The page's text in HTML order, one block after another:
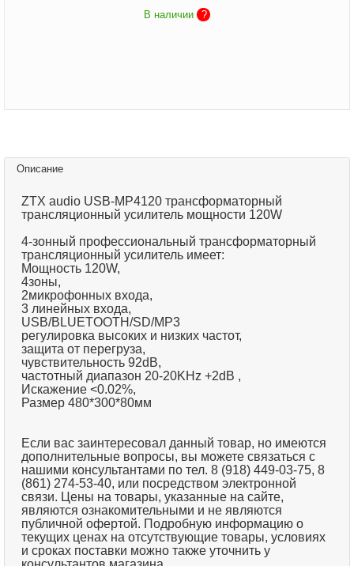
В наличии ?
Описание
ZTX audio USB-MP4120 трансформаторный
трансляционный усилитель мощности 120W
4-зонный профессиональный трансформаторный
трансляционный усилитель имеет:
Мощность 120W,
4зоны,
2микрофонных входа,
3 линейных входа,
USB/BLUETOOTH/SD/MP3
регулировка высоких и низких частот,
защита от перегруза,
чувствительность 92dB,
частотный диапазон 20-20KHz +2dB ,
Искажение <0.02%,
Размер 480*300*80мм
Если вас заинтересовал данный товар, но имеются
дополнительные вопросы, вы можете связаться с
нашими консультантами по тел. 8 (918) 449-03-75, 8
(861) 274-53-40, или посредством электронной
связи. Цены на товары, указанные на сайте,
являются ознакомительными и не являются
публичной офертой. Подробную информацию о
текущих ценах на отсутствующие товары, условиях
и сроках поставки можно также уточнить у